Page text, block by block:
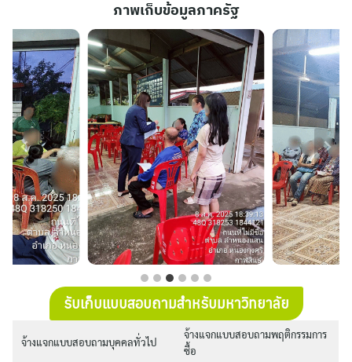
ภาพเก็บข้อมูลภาครัฐ
รับเก็บแบบสอบถามสำหรับมหาวิทยาลัย
จ้างแจกแบบสอบถามบุคคลทั่วไป
จ้างแจกแบบสอบถามพฤติกรรมการ
ซื้อ